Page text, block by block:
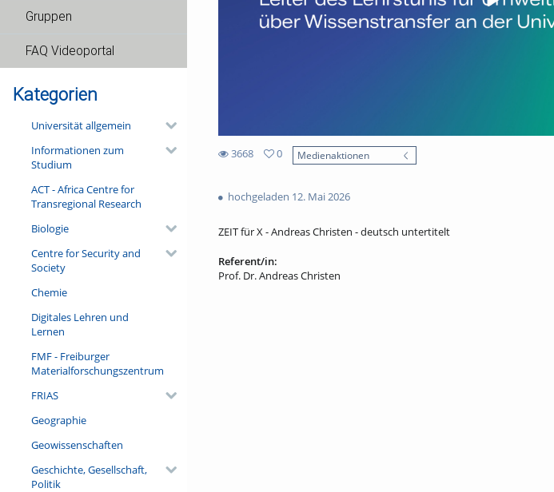
Gruppen
FAQ Videoportal
Kategorien
Universität allgemein
Informationen zum
Studium
ACT - Africa Centre for
Transregional Research
Biologie
Centre for Security and
Society
Chemie
Digitales Lehren und
Lernen
FMF - Freiburger
Materialforschungszentrum
FRIAS
Geographie
Geowissenschaften
Geschichte, Gesellschaft,
Politik
3668
views
0
Medienaktionen
hochgeladen 12. Mai 2026
ZEIT für X - Andreas Christen - deutsch untertitelt
Referent/in:
Prof. Dr. Andreas Christen